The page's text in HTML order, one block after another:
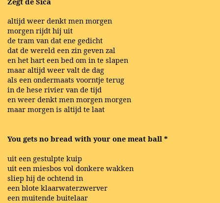
altijd weer denkt men morgen
morgen rijdt hij uit
de tram van dat ene gedicht
dat de wereld een zin geven zal
en het hart een bed om in te slapen
maar altijd weer valt de dag
als een ondermaats voorntje terug
in de hese rivier van de tijd
en weer denkt men morgen morgen
maar morgen is altijd te laat
You gets no bread with your one meat ball *
uit een gestulpte kuip
uit een miesbos vol donkere wakken
sliep hij de ochtend in
een blote klaarwaterzwerver
een muitende buitelaar